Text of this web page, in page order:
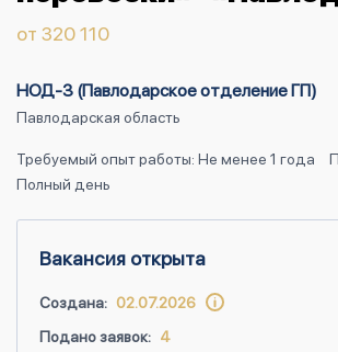
от 320 110
НОД-3 (Павлодарское отделение ГП)
Павлодарская область
Требуемый опыт работы: Не менее 1 года
Полный день
Вакансия открыта
Создана: 02.07.2026
Подано заявок: 4